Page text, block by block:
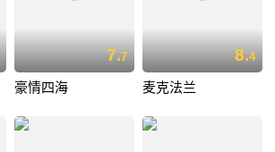
7.7
豪情四海
8.4
麦克法兰